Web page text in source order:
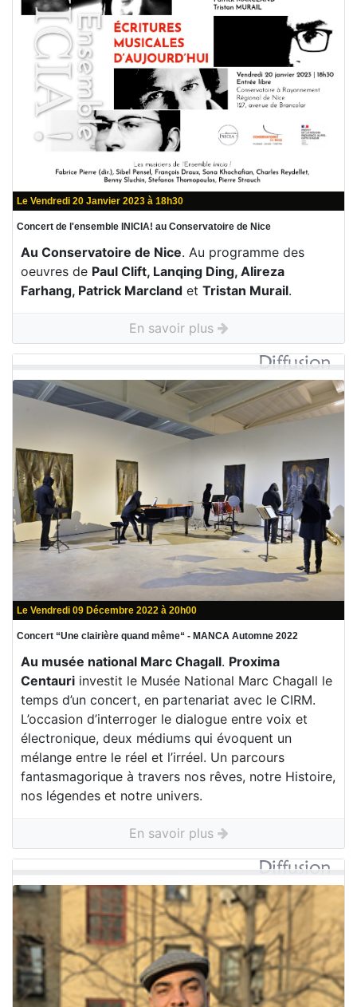
Le Vendredi 20 Janvier 2023 à 18h30
Concert de l'ensemble INICIA! au Conservatoire de Nice
Au Conservatoire de Nice. Au programme des
oeuvres de Paul Clift, Lanqing Ding, Alireza
Farhang, Patrick Marcland et Tristan Murail.
En savoir plus
Le Vendredi 09 Décembre 2022 à 20h00
Concert “Une clairière quand même“ - MANCA Automne 2022
Au musée national Marc Chagall. Proxima
Centauri investit le Musée National Marc Chagall le
temps d’un concert, en partenariat avec le CIRM.
L’occasion d’interroger le dialogue entre voix et
électronique, deux médiums qui évoquent un
mélange entre le réel et l’irréel. Un parcours
fantasmagorique à travers nos rêves, notre Histoire,
nos légendes et notre univers.
En savoir plus